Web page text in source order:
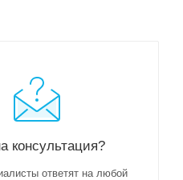
консультация?
ответят на любой